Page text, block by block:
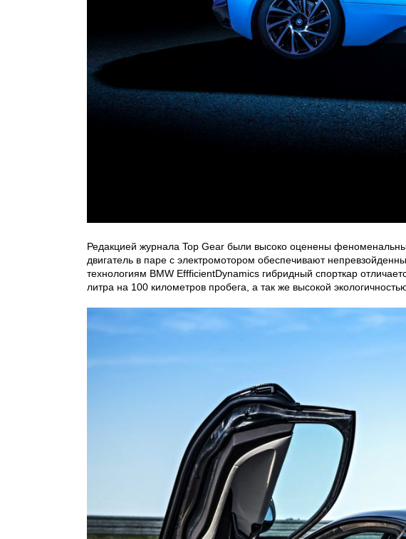
Редакцией журнала Top Gear были высоко оценены
двигатель в паре с электромотором обеспечивают
технологиям BMW EffficientDynamics гибридный спорткар
литра на 100 километров пробега, а так же высокой